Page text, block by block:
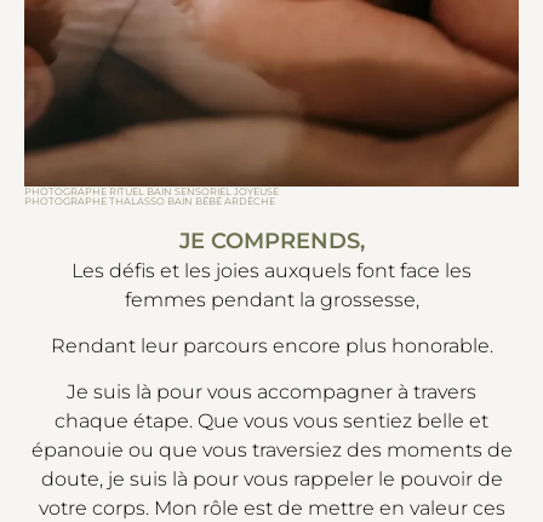
PHOTOGRAPHE RITUEL BAIN SENSORIEL JOYEUSE
PHOTOGRAPHE THALASSO BAIN BÉBÉ ARDÈCHE
JE COMPRENDS,
Les défis et les joies auxquels font face les
femmes pendant la grossesse,
Rendant leur parcours encore plus honorable.
Je suis là pour vous accompagner à travers
chaque étape. Que vous vous sentiez belle et
épanouie ou que vous traversiez des moments de
doute, je suis là pour vous rappeler le pouvoir de
votre corps. Mon rôle est de mettre en valeur ces